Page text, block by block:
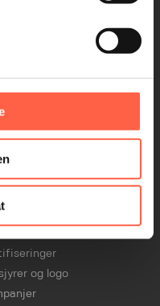
bærekraftstiltak
serien
og logo